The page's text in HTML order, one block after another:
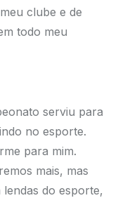
clube e de
todo meu
serviu para
no esporte.
para mim.
mais, mas
do esporte,